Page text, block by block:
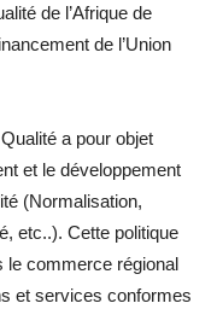
de l’Afrique de
de l’Union
a pour objet
et le développement
(Normalisation,
etc..). Cette politique
le commerce régional
et services conformes